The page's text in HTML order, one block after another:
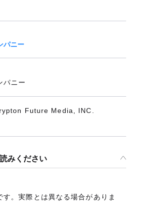
パニー
パニー
Future Media, INC.
みください
す。実際とは異なる場合がありま